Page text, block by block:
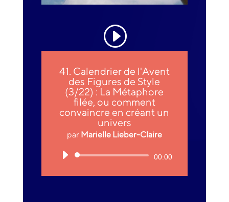
41. Calendrier de l'Avent
des Figures de Style
(3/22) : La Métaphore
filée, ou comment
convaincre en créant un
univers
par Marielle Lieber-Claire
Lecteur
00:00